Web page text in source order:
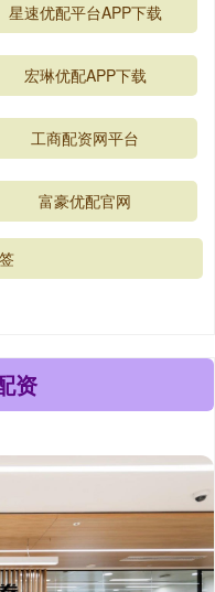
星速优配平台APP下载
宏琳优配APP下载
工商配资网平台
富豪优配官网
资